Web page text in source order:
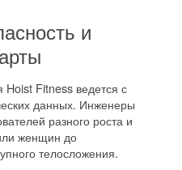
и
Fitness ведется с
данных. Инженеры
разного роста и
женщин до
телосложения.